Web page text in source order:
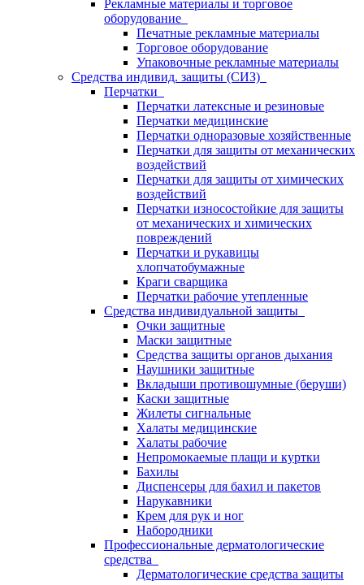
Рекламные материалы и торговое
оборудование
Печатные рекламные материалы
Торговое оборудование
Упаковочные рекламные материалы
Средства индивид. защиты (СИЗ)
Перчатки
Перчатки латексные и резиновые
Перчатки медицинские
Перчатки одноразовые хозяйственные
Перчатки для защиты от механических
воздействий
Перчатки для защиты от химических
воздействий
Перчатки износостойкие для защиты
от механических и химических
повреждений
Перчатки и рукавицы
хлопчатобумажные
Краги сварщика
Перчатки рабочие утепленные
Средства индивидуальной защиты
Очки защитные
Маски защитные
Средства защиты органов дыхания
Наушники защитные
Вкладыши противошумные (беруши)
Каски защитные
Жилеты сигнальные
Халаты медицинские
Халаты рабочие
Непромокаемые плащи и куртки
Бахилы
Диспенсеры для бахил и пакетов
Нарукавники
Крем для рук и ног
Набородники
Профессиональные дерматологические
средства
Дерматологические средства защиты